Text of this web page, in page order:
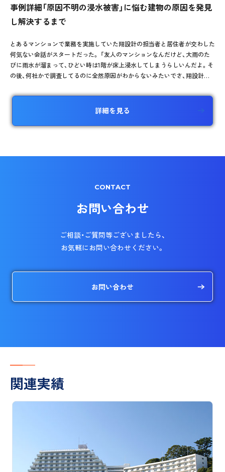
事例詳細「原因不明の浸水被害」に悩む建物の原因を発見
し解決するまで
とあるマンションで業務を実施していた翔設計の担当者と居住者が交わした
何気ない会話がスタートだった。 「友人のマンションなんだけど、大雨のた
びに雨水が溜まって、ひどい時は1階が床上浸水してしまうらしいんだよ。そ
の後、何社かで調査してるのに全然原因がわからないみたいでさ、翔設計で
詳細を見る
CONTACT
お問い合わせ
ご相談・ご質問等ございましたら、
お気軽にお問い合わせください。
お問い合わせ
関連実績